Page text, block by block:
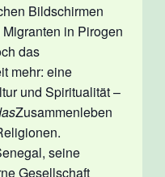
Bildschirmen
in Pirogen
das
mehr: eine
und Spiritualität –
Zusammenleben
seine
Gesellschaft